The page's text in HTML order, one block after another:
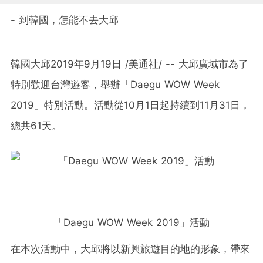
- 到韓國，怎能不去大邱
韓國大邱2019年9月19日 /美通社/ -- 大邱廣域市為了
特別歡迎台灣遊客，舉辦「Daegu WOW Week
2019」特別活動。活動從10月1日起持續到11月31日，
總共61天。
「Daegu WOW Week 2019」活動
在本次活動中，大邱將以新興旅遊目的地的形象，帶來